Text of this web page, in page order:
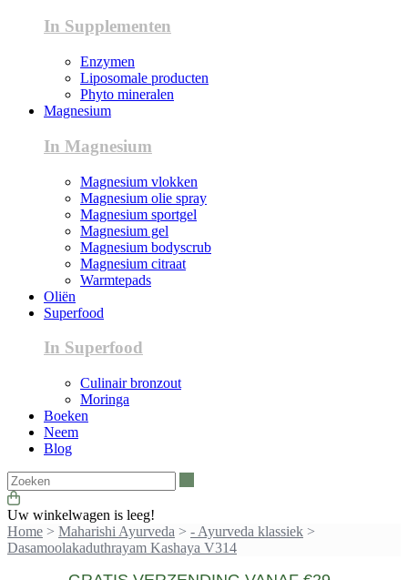
In Supplementen
Enzymen
Liposomale producten
Phyto mineralen
Magnesium
In Magnesium
Magnesium vlokken
Magnesium olie spray
Magnesium sportgel
Magnesium gel
Magnesium bodyscrub
Magnesium citraat
Warmtepads
Oliën
Superfood
In Superfood
Culinair bronzout
Moringa
Boeken
Neem
Blog
Uw winkelwagen is leeg!
Home > Maharishi Ayurveda > - Ayurveda klassiek >
Dasamoolakaduthrayam Kashaya V314